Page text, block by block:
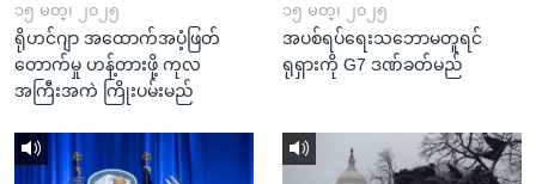
၁၅ မတ္၊ ၂၀၂၅
ရိုဟင်ဂျာ အထောက်အပံ့ဖြတ်
တောက်မှု ဟန့်တားဖို့ ကုလ
အကြီးအကဲ ကြိုးပမ်းမည်
၁၅ မတ္၊ ၂၀၂၅
အပစ်ရပ်ရေးသဘောမတူရင်
ရုရှားကို G7 ဒဏ်ခတ်မည်